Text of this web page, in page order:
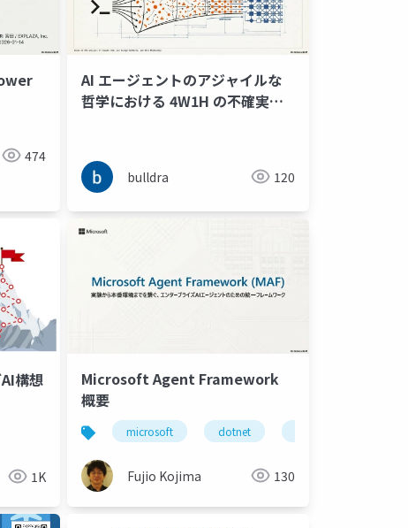
474
AI エージェントのアジャイルな
哲学における 4W1H の不確実性
検討
bulldra 120
構想
1K
Microsoft Agent Framework
概要
microsoft dotnet
Fujio Kojima 130